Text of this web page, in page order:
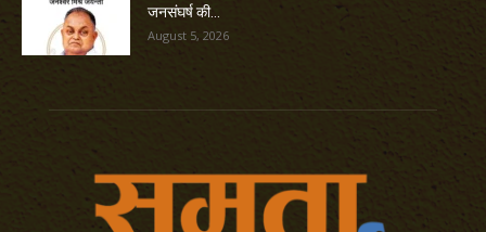
जनसंघर्ष की...
August 5, 2026